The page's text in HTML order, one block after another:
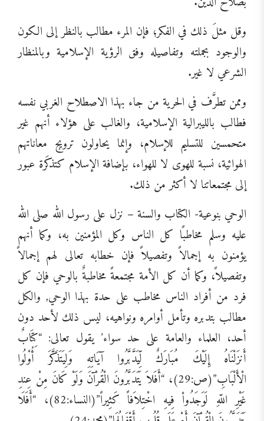
وقل مثلَ ذلك في الفكر؛ فإن المرء مطالب بالنظر إلى الكون
والوجود بجملته وتفاصيله وفق الرؤية الإسلامية وبالمنظار
الشرعي لا غير.
وممن تطرَّف في الحرية من جاء بهذا الاصطلاح الغربي نفسه
فطالب بالليبرالية الإسلامية، والغالب على هؤلاء أنهم غير
متحمسين للتسليم للإسلام، وإنما يحاولون ترويج معاناتهم
الهوائية، نسبة للهوى لا للهواء، بإضافة الإسلام كتذكَرة عبور
إلى مجتمعاتنا لا أكثر من ذلك.
الوحي بنوعية- الكتاب والسنة – نزل على رسول الله صلى الله
عليه وسلم مخاطبًا كل الناس وكل المؤمنين به، وكما أنهم
يؤمنون به إجمالاً وتفصيلاً فإن خطابه تعالى لهم إجمالاً
وتفصيلاً، وكما أن كل الأمة مجتمعةً مخاطبةٌ بالوحي فإن كل
فرد من أفراد الناس مخاطب على حدة بهذا الوحي, والكل
مطالب بتدبره وتأمل أوامره ونواهيه، ليس ذلك لأحد دون
أحد، العلماء والعامة على حد سواء’ يقول تعالى: “كِتَابٌ
أَنزَلْنَاهُ إِلَيْكَ مُبَارَكٌ لِّيَدَّبَّرُوا آيَاتِهِ وَلِيَتَذَكَّرَ أُوْلُوا
الْأَلْبَابِ”(ص:29)، “أَفَلاَ يَتَدَبَّرُونَ الْقُرْآنَ وَلَوْ كَانَ مِنْ عِندِ
غَيْرِ اللّهِ لَوَجَدُواْ فِيهِ اخْتِلاَفاً كَثِيراً”(النساء:82)، “أَفَلَا